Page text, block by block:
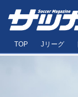
TOP Jリーグ